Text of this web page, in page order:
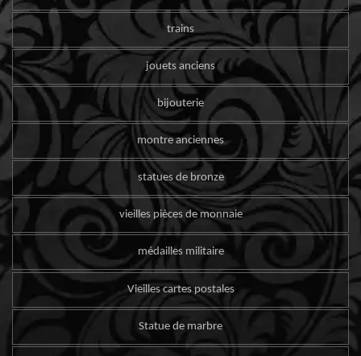
trains
jouets anciens
bijouterie
montre anciennes
statues de bronze
vieilles pièces de monnaie
médailles militaire
Vieilles cartes postales
Statue de marbre